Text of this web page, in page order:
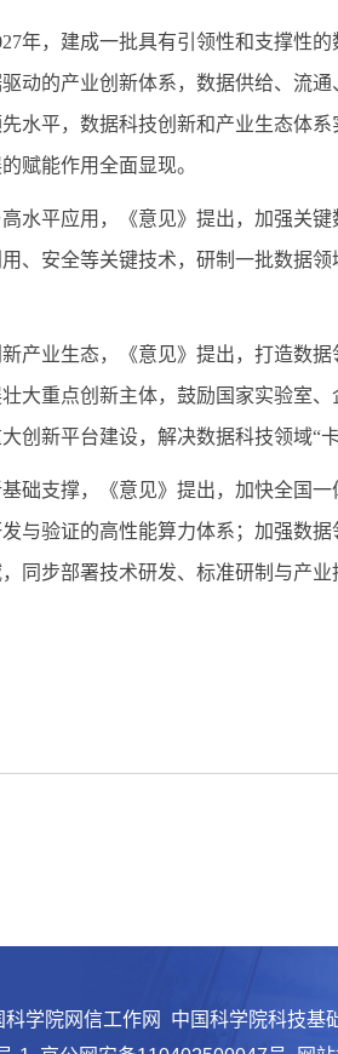
年，建成一批具有引领性和支撑性
动的产业创新体系，数据供给、流
水平，数据科技创新和产业生态体
赋能作用全面显现。
水平应用，《意见》提出，加强关
、安全等关键技术，研制一批数据
产业生态，《意见》提出，打造数
大重点创新主体，鼓励国家实验室
创新平台建设，解决数据科技领域“
础支撑，《意见》提出，加快全国
与验证的高性能算力体系；加强数
同步部署技术研发、标准研制与产业
学院网信工作网 中国科学院科技基